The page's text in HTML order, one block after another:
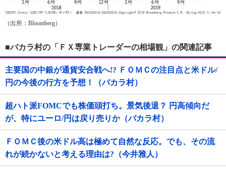
（出所：Bloomberg）
■バカラ村の「ＦＸ専業トレーダーの相場観」の関連記事
主要国の中銀が通貨安合戦へ!? ＦＯＭＣの注目点と米ドル/
円の今後の行方を予想！（バカラ村）
超ハト派FOMCでも株価頭打ち。景気後退？ 円高傾向だ
が、特にユーロ/円は戻り売りか（バカラ村）
ＦＯＭＣ後の米ドル高は極めて自然な反応。でも、その流
れが続かないと考える理由は?（今井雅人）